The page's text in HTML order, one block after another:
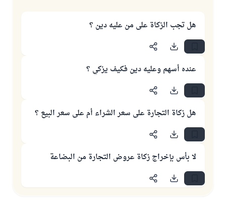
هل تجب الزكاة على من عليه دين ؟
عنده أسهم وعليه دين فكيف يزكي ؟
هل زكاة التجارة على سعر الشراء أم على سعر البيع ؟
لا بأس بإخراج زكاة عروض التجارة من البضاعة